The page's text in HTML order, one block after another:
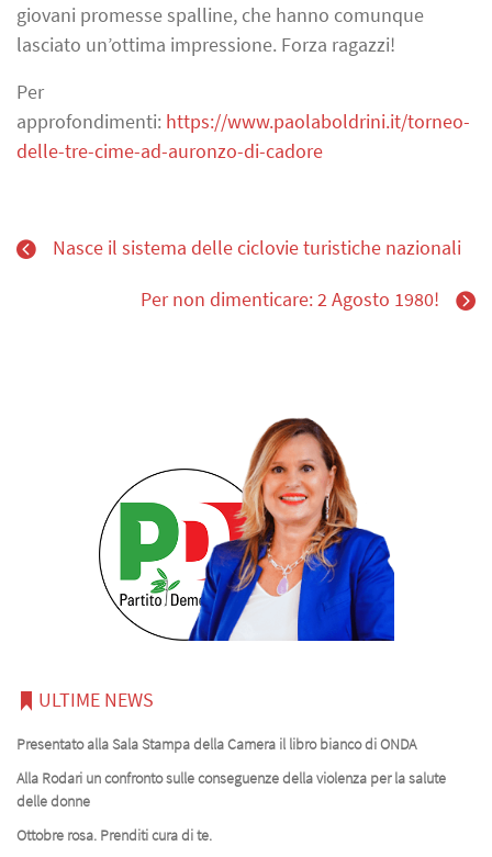
giovani promesse spalline, che hanno comunque
lasciato un’ottima impressione. Forza ragazzi!
Per
approfondimenti: https://www.paolaboldrini.it/torneo-
delle-tre-cime-ad-auronzo-di-cadore
Nasce il sistema delle ciclovie turistiche nazionali
Per non dimenticare: 2 Agosto 1980!
ULTIME NEWS
Presentato alla Sala Stampa della Camera il libro bianco di ONDA
Alla Rodari un confronto sulle conseguenze della violenza per la salute
delle donne
Ottobre rosa. Prenditi cura di te.